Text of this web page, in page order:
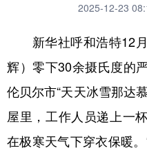
科技 科创
文化 书画
法律 中央文件
2025-12-23
新华社呼和浩特12月
辉）零下30余摄氏度的
伦贝尔市“天天冰雪那达
屋里，工作人员递上一
在极寒天气下穿衣保暖